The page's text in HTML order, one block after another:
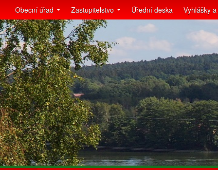
Obecní úřad Zastupitelstvo Úřední deska Vyhlášky